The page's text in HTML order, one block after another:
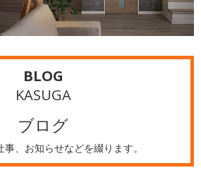
BLOG
KASUGA
ブログ
、お知らせなどを綴ります。